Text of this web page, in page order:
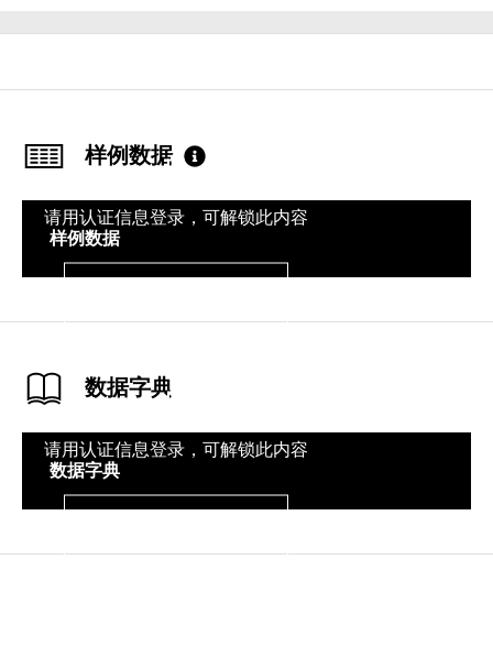
样例数据
样例数据
请用认证信息登录，可解锁此内容
数据字典
数据字典
请用认证信息登录，可解锁此内容